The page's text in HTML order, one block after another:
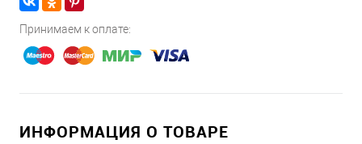
Принимаем к оплате:
ИНФОРМАЦИЯ О ТОВАРЕ